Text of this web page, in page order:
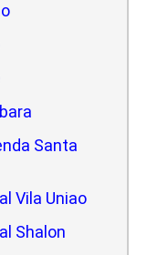
Santa
Vila Uniao
Shalon